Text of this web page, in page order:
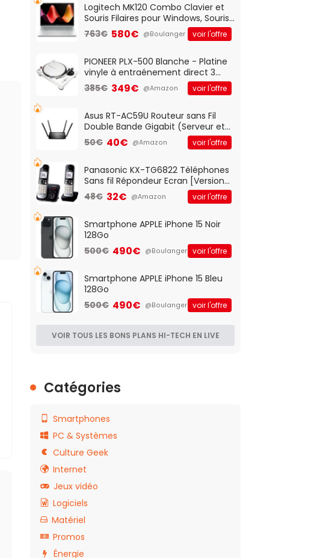
QWERTY UK - Noir
Logitech MK120 Combo Clavier et
Souris Filaires pour Windows, Souris
Optique Filaire, Connexion USB Plug
And Play, Confortable, Taille
QWERTY UK - Noir
763€ 580€ @Boulanger voir l'offre
PIONEER PLX-500 Blanche - Platine
vinyle à entraénement direct 3
vitesses (33-45-78 trs/min) avec
pre-ampli intégré et port USB
385€ 349€ @Amazon voir l'offre
Asus RT-AC59U Routeur sans Fil
Double Bande Gigabit (Serveur et
Client VPN, Triple Vlan, Mode Point
d'accès et Bridge, contrôle
50€ 40€ @Amazon voir l'offre
Panasonic KX-TG6822 Téléphones
Sans fil Répondeur Ecran [Version
Française]
48€ 32€ @Amazon voir l'offre
Smartphone APPLE iPhone 15 Noir
128Go
500€ 490€ @Boulanger voir l'offre
Smartphone APPLE iPhone 15 Bleu
128Go
500€ 490€ @Boulanger voir l'offre
VOIR TOUS LES BONS PLANS HI-TECH EN LIVE
Catégories
Smartphones
PC & Systèmes
Culture Geek
Internet
Jeux vidéo
Logiciels
Matériel
Promos
Énergie